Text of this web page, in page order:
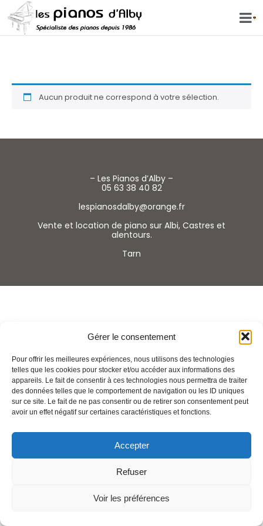
Gérer le consentement
Pour offrir les meilleures expériences, nous utilisons des technologies
telles que les cookies pour stocker et/ou accéder aux informations des
appareils. Le fait de consentir à ces technologies nous permettra de traiter
des données telles que le comportement de navigation ou les ID uniques
sur ce site. Le fait de ne pas consentir ou de retirer son consentement peut
avoir un effet négatif sur certaines caractéristiques et fonctions.
Accepter
Refuser
Voir les préférences
Aucun produit ne correspond à votre sélection.
– Les Pianos d’Alby –
05 63 38 40 82
lespianosdalby@orange.fr
Vente et location de piano sur Albi, Castres et
alentours.
Tarn